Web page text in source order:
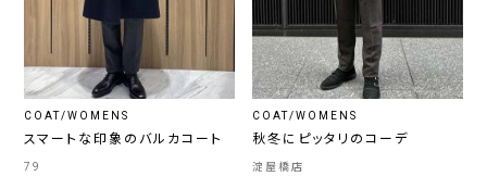
COAT/WOMENS
スマートな印象のバルカコート
79
COAT/WOMENS
秋冬にピッタリのコーデ
淀屋橋店